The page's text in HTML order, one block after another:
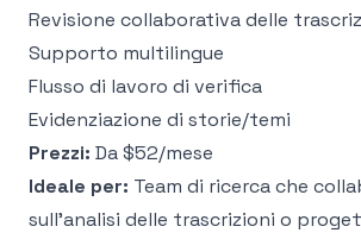
Revisione collaborativa delle
Supporto multilingue
Flusso di lavoro di verifica
Evidenziazione di storie/temi
Prezzi: Da $52/mese
Ideale per: Team di ricerca che
sull'analisi delle trascrizioni o